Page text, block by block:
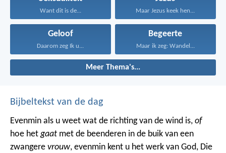
Want dit is de... Maar Jezus keek hen...
Geloof
Daarom zeg Ik u...
Begeerte
Maar ik zeg: Wandel...
Meer Thema's...
Bijbeltekst van de dag
Evenmin als u weet wat de richting van de wind is, of
hoe hetgaat met de beenderen in de buik van een
zwangere vrouw, evenmin kent u het werk van God, Die